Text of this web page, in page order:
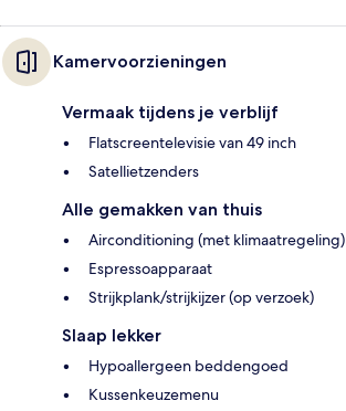
Kamervoorzieningen
Vermaak tijdens je verblijf
Flatscreentelevisie van 49 inch
Satellietzenders
Alle gemakken van thuis
Airconditioning (met klimaatregeling)
Espressoapparaat
Strijkplank/strijkijzer (op verzoek)
Slaap lekker
Hypoallergeen beddengoed
Kussenkeuzemenu